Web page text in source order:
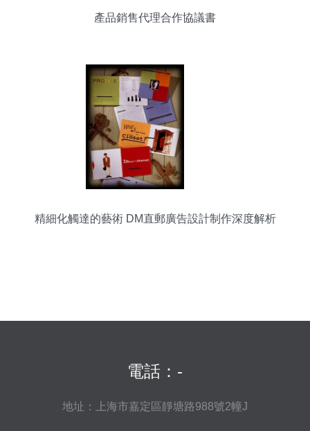
產品銷售代理合作協議書
精細化觸達的藝術 DM直郵廣告設計制作深度解析
電話：-
地址：上海市嘉定區靜塘路988號2幢J